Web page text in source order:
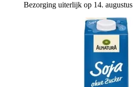
Bezorging uiterlijk op 14. augustus